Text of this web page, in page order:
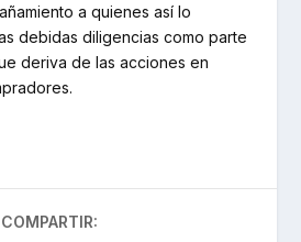
a quienes así lo
debidas diligencias como parte
deriva de las acciones en
COMPARTIR: